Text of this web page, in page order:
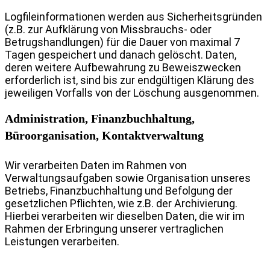
Logfileinformationen werden aus Sicherheitsgründen
(z.B. zur Aufklärung von Missbrauchs- oder
Betrugshandlungen) für die Dauer von maximal 7
Tagen gespeichert und danach gelöscht. Daten,
deren weitere Aufbewahrung zu Beweiszwecken
erforderlich ist, sind bis zur endgültigen Klärung des
jeweiligen Vorfalls von der Löschung ausgenommen.
Administration, Finanzbuchhaltung,
Büroorganisation, Kontaktverwaltung
Wir verarbeiten Daten im Rahmen von
Verwaltungsaufgaben sowie Organisation unseres
Betriebs, Finanzbuchhaltung und Befolgung der
gesetzlichen Pflichten, wie z.B. der Archivierung.
Hierbei verarbeiten wir dieselben Daten, die wir im
Rahmen der Erbringung unserer vertraglichen
Leistungen verarbeiten.